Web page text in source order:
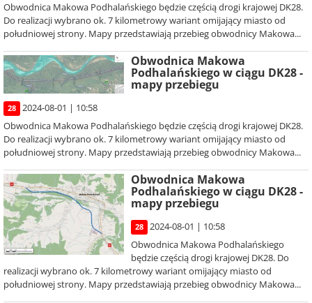
Obwodnica Makowa Podhalańskiego będzie częścią drogi krajowej DK28.
Do realizacji wybrano ok. 7 kilometrowy wariant omijający miasto od
południowej strony. Mapy przedstawiają przebieg obwodnicy Makowa...
Obwodnica Makowa
Podhalańskiego w ciągu DK28 -
mapy przebiegu
28
2024-08-01 | 10:58
Obwodnica Makowa Podhalańskiego będzie częścią drogi krajowej DK28.
Do realizacji wybrano ok. 7 kilometrowy wariant omijający miasto od
południowej strony. Mapy przedstawiają przebieg obwodnicy Makowa...
Obwodnica Makowa
Podhalańskiego w ciągu DK28 -
mapy przebiegu
28
2024-08-01 | 10:58
Obwodnica Makowa Podhalańskiego
będzie częścią drogi krajowej DK28. Do
realizacji wybrano ok. 7 kilometrowy wariant omijający miasto od
południowej strony. Mapy przedstawiają przebieg obwodnicy Makowa...